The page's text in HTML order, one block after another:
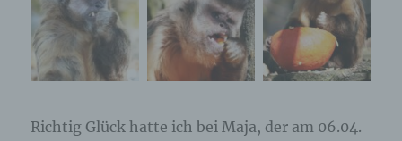
Richtig Glück hatte ich bei Maja, der am 06.04.